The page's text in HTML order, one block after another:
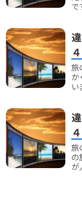
で
旅
か
い
旅
の
が